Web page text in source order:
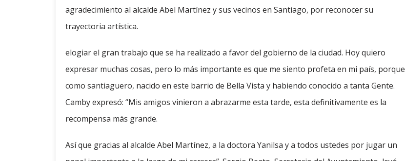
agradecimiento al alcalde Abel Martínez y sus vecinos en Santiago, por reconocer su
trayectoria artística.
elogiar el gran trabajo que se ha realizado a favor del gobierno de la ciudad. Hoy quiero
expresar muchas cosas, pero lo más importante es que me siento profeta en mi país, porque
como santiaguero, nacido en este barrio de Bella Vista y habiendo conocido a tanta Gente.
Camby expresó: “Mis amigos vinieron a abrazarme esta tarde, esta definitivamente es la
recompensa más grande.
Así que gracias al alcalde Abel Martínez, a la doctora Yanilsa y a todos ustedes por jugar un